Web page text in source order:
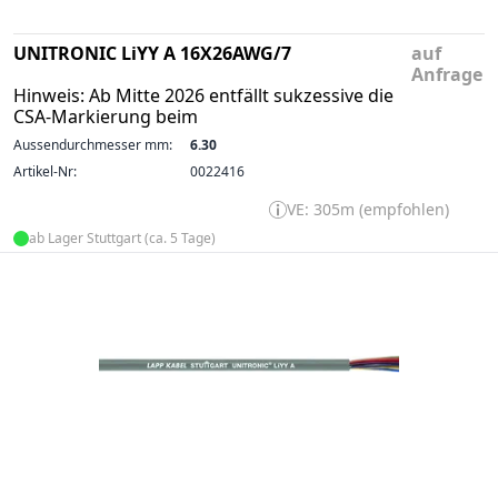
UNITRONIC LiYY A 16X26AWG/7
Hinweis: Ab Mitte 2026 entfällt sukzessive die
CSA-Markierung beim
auf
Anfrage
Aussendurchmesser mm:
6.30
Artikel-Nr:
0022416
VE: 305m (empfohlen)
ab Lager Stuttgart (ca. 5 Tage)